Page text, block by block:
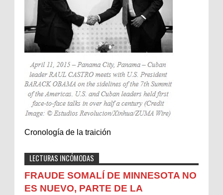
Cronología de la traición
LECTURAS INCÓMODAS
FRAUDE SOMALÍ DE MINNESOTA NO
ES NUEVO, PARTE DE LA